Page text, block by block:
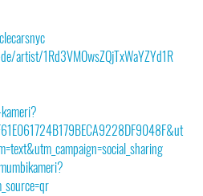
artist/1Rd3VMOwsZQjTxWaYZYd1R